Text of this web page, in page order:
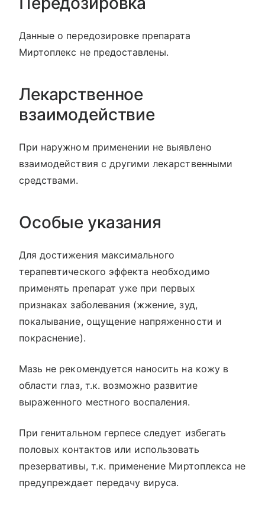
Данные о передозировке препарата
Миртоплекс не предоставлены.
Лекарственное
взаимодействие
При наружном применении не выявлено
взаимодействия с другими лекарственными
средствами.
Особые указания
Для достижения максимального
терапевтического эффекта необходимо
применять препарат уже при первых
признаках заболевания (жжение, зуд,
покалывание, ощущение напряженности и
покраснение).
Мазь не рекомендуется наносить на кожу в
области глаз, т.к. возможно развитие
выраженного местного воспаления.
При генитальном герпесе следует избегать
половых контактов или использовать
презервативы, т.к. применение Миртоплекса не
предупреждает передачу вируса.